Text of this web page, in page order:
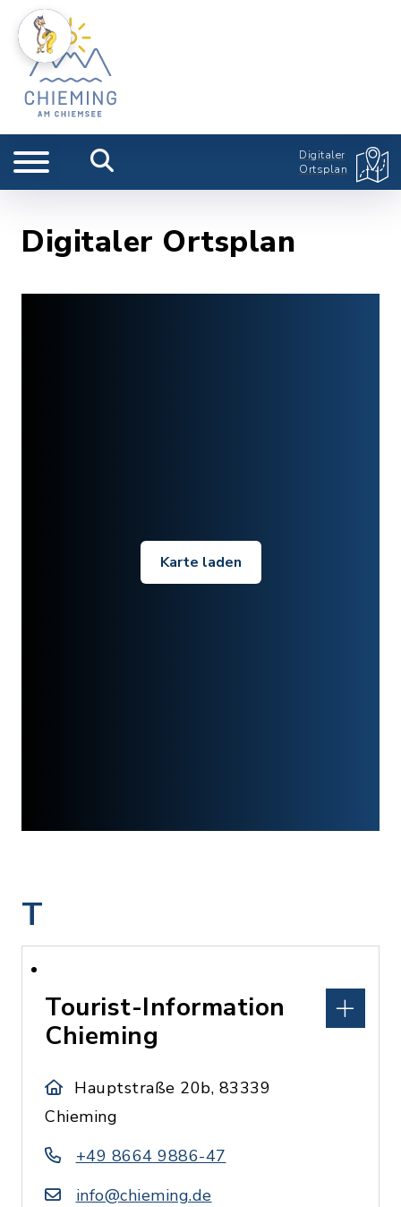
Digitaler
Ortsplan
Digitaler Ortsplan
Karte laden
T
Tourist-Information
Chieming
Hauptstraße 20b, 83339
Chieming
+49 8664 9886-47
info@chieming.de